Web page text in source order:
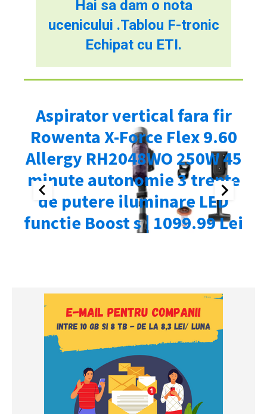
Hai sa dam o nota
ucenicului .Tablou F-tronic
Echipat cu ETI.